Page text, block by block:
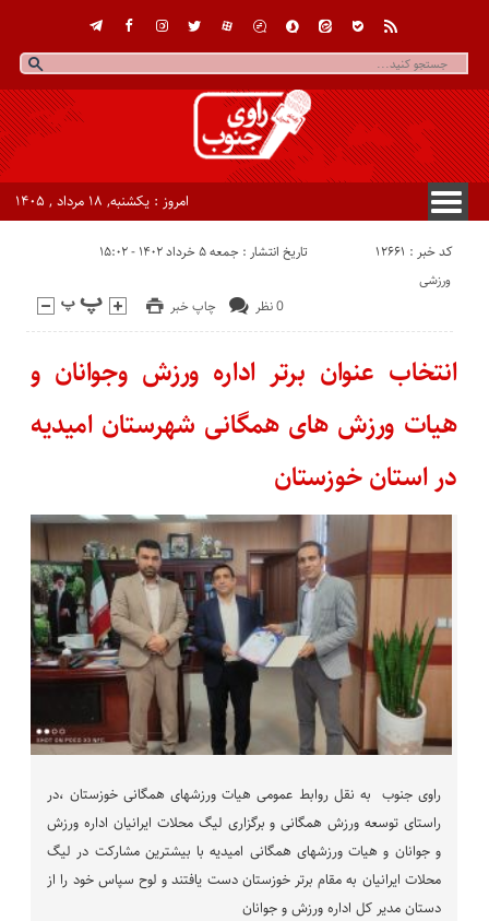
امروز : یکشنبه, ۱۸ مرداد , ۱۴۰۵
کد خبر : 12661 تاریخ انتشار : جمعه ۵ خرداد ۱۴۰۲ - ۱۵:۰۲
چاپ خبر 0 نظر
ورزشی
انتخاب عنوان برتر اداره ورزش وجوانان و
هیات ورزش های همگانی شهرستان امیدیه
در استان خوزستان
راوی جنوب به نقل روابط عمومی هیات ورزشهای همگانی خوزستان ،در
راستای توسعه ورزش همگانی و برگزاری لیگ محلات ایرانیان اداره ورزش
و جوانان و هیات ورزشهای همگانی امیدیه با بیشترین مشارکت در لیگ
محلات ایرانیان به مقام برتر خوزستان دست یافتند و لوح سپاس خود را از
دستان مدیر کل اداره ورزش و جوانان